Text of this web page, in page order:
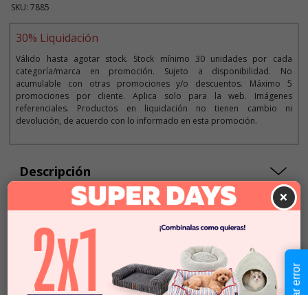
SKU: 7885
30% Liquidación
Válido hasta agotar stock. Stock mínimo 30 unidades por cada
categoría/marca en promoción. Sujeto a disponibilidad. No
acumulable con otras promociones y/o descuentos. Máximo 5
promociones por cliente. Aplica solo para la web. Imágenes
referenciales. Productos en liquidación no tienen cambio ni
devolución, de acuerdo con lo informado en esta promoción.
Descripción
Seleccionar Formato
Talla S
×